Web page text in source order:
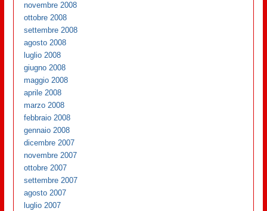
novembre 2008
ottobre 2008
settembre 2008
agosto 2008
luglio 2008
giugno 2008
maggio 2008
aprile 2008
marzo 2008
febbraio 2008
gennaio 2008
dicembre 2007
novembre 2007
ottobre 2007
settembre 2007
agosto 2007
luglio 2007